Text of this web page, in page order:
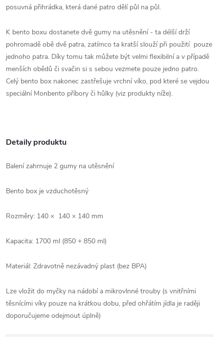
posuvná přihrádka, která dané patro dělí půl na půl.
K bento boxu dostanete dvě gumy na utěsnění - ta délší drží
pohromadě obě dvě patra, zatímco ta kratší slouží při použití pouze
jednoho patra. Díky tomu tak můžete být velmi flexibilní a v případě
menších obědů či svačin si s sebou vezmete pouze jedno patro.
Celý bento box nakonec zastřešuje vrchní víko, pod které se vejdou
speciální Monbento příbory či hůlky (viz produkty níže).
Detaily produktu
Balení zahrnuje 2 gumy na utěsnění
Bento box je vzduchotěsný
Rozměry: 140 × 140 × 140 mm
Kapacita: 1700 ml (850 + 850 ml)
Materiál: Zdravotně nezávadný plast (bez BPA)
Lze vložit do myčky na nádobí a mikrovlnné trouby (s vnitřními
těsnícími víky pouze na krátkou dobu, před ohřátím jídla je raději
doporučujeme odejmout úplně)